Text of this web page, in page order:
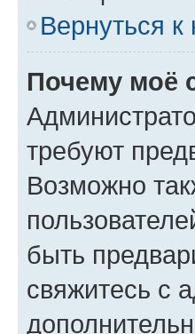
Вернуться к
Почему моё
требуют
Возможно
быть
свяжитесь с